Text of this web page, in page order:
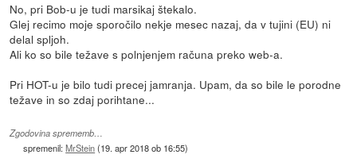
No, pri Bob-u je tudi marsikaj štekalo.
Glej recimo moje sporočilo nekje mesec nazaj, da v tujini (EU) ni
delal spljoh.
Ali ko so bile težave s polnjenjem računa preko web-a.
Pri HOT-u je bilo tudi precej jamranja. Upam, da so bile le porodne
težave in so zdaj porihtane...
Zgodovina sprememb…
spremenil:MrStein(19. apr 2018 ob 16:55)